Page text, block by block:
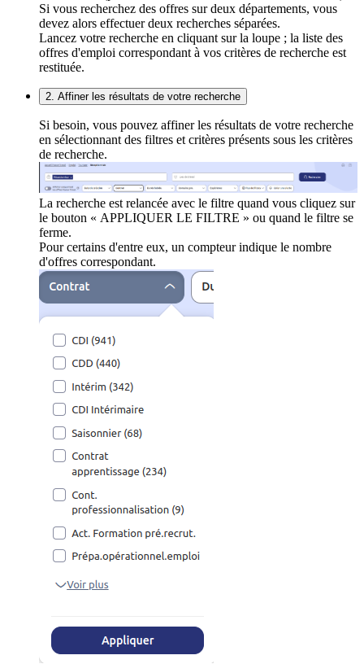
Si vous recherchez des offres sur deux départements, vous
devez alors effectuer deux recherches séparées.
Lancez votre recherche en cliquant sur la loupe ; la liste des
offres d'emploi correspondant à vos critères de recherche est
restituée.
2. Affiner les résultats de votre recherche
Si besoin, vous pouvez affiner les résultats de votre recherche
en sélectionnant des filtres et critères présents sous les critères
de recherche.
La recherche est relancée avec le filtre quand vous cliquez sur
le bouton « APPLIQUER LE FILTRE » ou quand le filtre se
ferme.
Pour certains d'entre eux, un compteur indique le nombre
d'offres correspondant.